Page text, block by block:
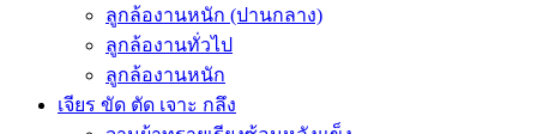
ลูกล้องานหนัก (ปานกลาง)
ลูกล้องานทั่วไป
ลูกล้องานหนัก
เจียร ขัด ตัด เจาะ กลึง